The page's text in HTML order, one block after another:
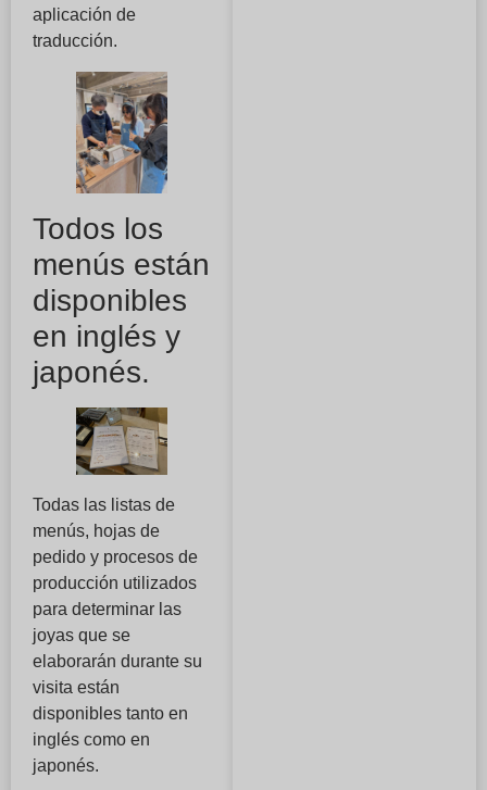
aplicación de
traducción.
Todos los
menús están
disponibles
en inglés y
japonés.
Todas las listas de
menús, hojas de
pedido y procesos de
producción utilizados
para determinar las
joyas que se
elaborarán durante su
visita están
disponibles tanto en
inglés como en
japonés.